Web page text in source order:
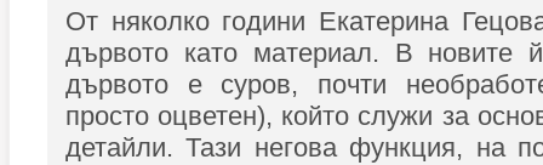
От няколко години Екатерина
дървото като материал. В новите
дървото е суров, почти
просто оцветен), който служи за
детайли. Тази негова функция, на